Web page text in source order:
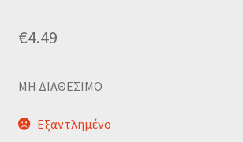
€4.49
MΗ ΔΙΑΘΕΣΙΜΟ
Εξαντλημένο